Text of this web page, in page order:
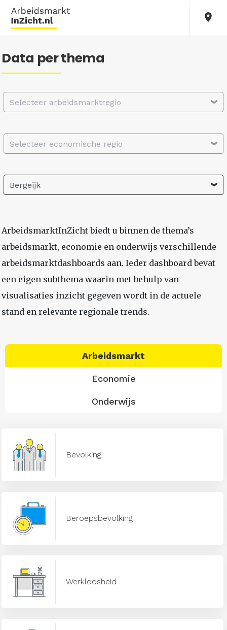
Data per thema
Selecteer arbeidsmarktregio
Selecteer economische regio
Bergeijk
ArbeidsmarktInZicht biedt u binnen de thema’s
arbeidsmarkt, economie en onderwijs verschillende
arbeidsmarktdashboards aan. Ieder dashboard bevat
een eigen subthema waarin met behulp van
visualisaties inzicht gegeven wordt in de actuele
stand en relevante regionale trends.
Arbeidsmarkt
Economie
Onderwijs
Bevolking
Beroepsbevolking
Werkloosheid